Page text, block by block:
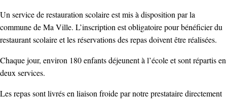
Un service de restauration scolaire est mis à disposition par la
commune de Ma Ville. L’inscription est obligatoire pour bénéficier du
restaurant scolaire et les réservations des repas doivent être réalisées.
Chaque jour, environ 180 enfants déjeunent à l’école et sont répartis en
deux services.
Les repas sont livrés en liaison froide par notre prestataire directement